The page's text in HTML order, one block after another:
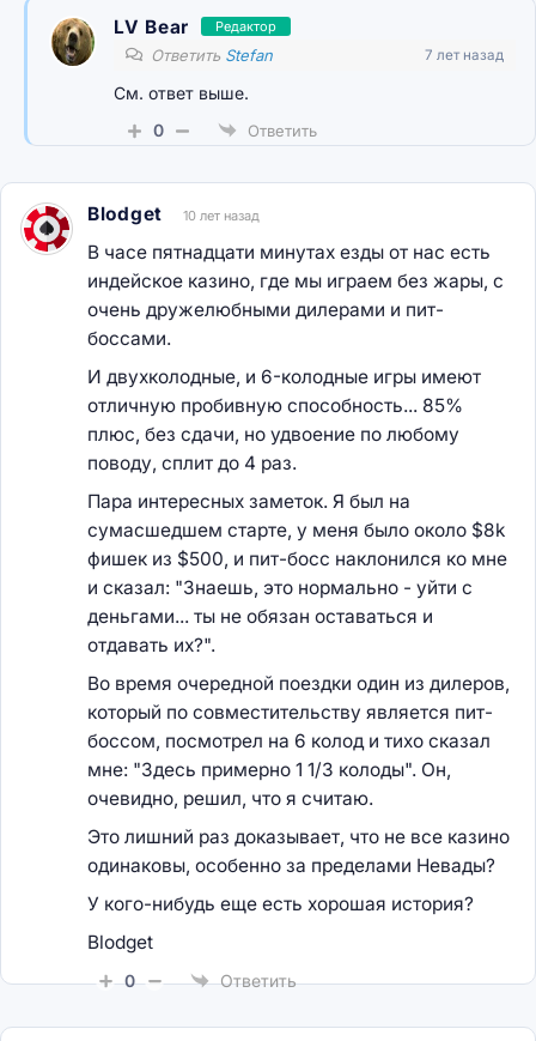
LV Bear Редактор
Ответить Stefan 7 лет назад
См. ответ выше.
0
Ответить
Blodget 10 лет назад
В часе пятнадцати минутах езды от нас есть
индейское казино, где мы играем без жары, с
очень дружелюбными дилерами и пит-
боссами.
И двухколодные, и 6-колодные игры имеют
отличную пробивную способность... 85%
плюс, без сдачи, но удвоение по любому
поводу, сплит до 4 раз.
Пара интересных заметок. Я был на
сумасшедшем старте, у меня было около $8k
фишек из $500, и пит-босс наклонился ко мне
и сказал: "Знаешь, это нормально - уйти с
деньгами... ты не обязан оставаться и
отдавать их?".
Во время очередной поездки один из дилеров,
который по совместительству является пит-
боссом, посмотрел на 6 колод и тихо сказал
мне: "Здесь примерно 1 1/3 колоды". Он,
очевидно, решил, что я считаю.
Это лишний раз доказывает, что не все казино
одинаковы, особенно за пределами Невады?
У кого-нибудь еще есть хорошая история?
Blodget
0 Ответить